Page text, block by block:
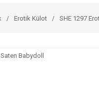
Erotik Külot SHE 1297